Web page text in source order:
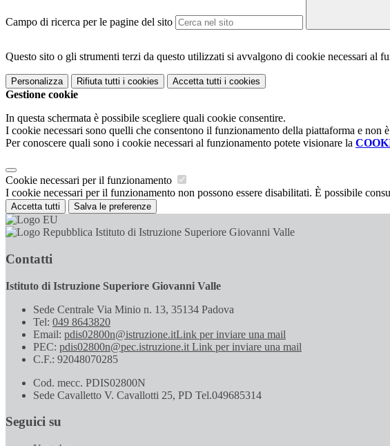
Campo di ricerca per le pagine del sito
Questo sito o gli strumenti terzi da questo utilizzati si avvalgono di cookie necessari al
Personalizza Rifiuta tutti i cookies Accetta tutti i cookies
Gestione cookie
In questa schermata è possibile scegliere quali cookie consentire.
I cookie necessari sono quelli che consentono il funzionamento della piattaforma e non
Per conoscere quali sono i cookie necessari al funzionamento potete visionare la
Cookie necessari per il funzionamento
I cookie necessari per il funzionamento non possono essere disabilitati. È possibile
Accetta tutti Salva le preferenze
Istituto di Istruzione Superiore Giovanni Valle
Contatti
Istituto di Istruzione Superiore Giovanni Valle
Sede Centrale Via Minio n. 13, 35134 Padova
Tel: 049 8643820
Email: pdis02800n@istruzione.itLink per inviare una mail
PEC: pdis02800n@pec.istruzione.it Link per inviare una mail
C.F.: 92048070285
Cod. mecc. PDIS02800N
Sede Cavalletto V. Cavallotti 25, PD Tel.049685314
Seguici su